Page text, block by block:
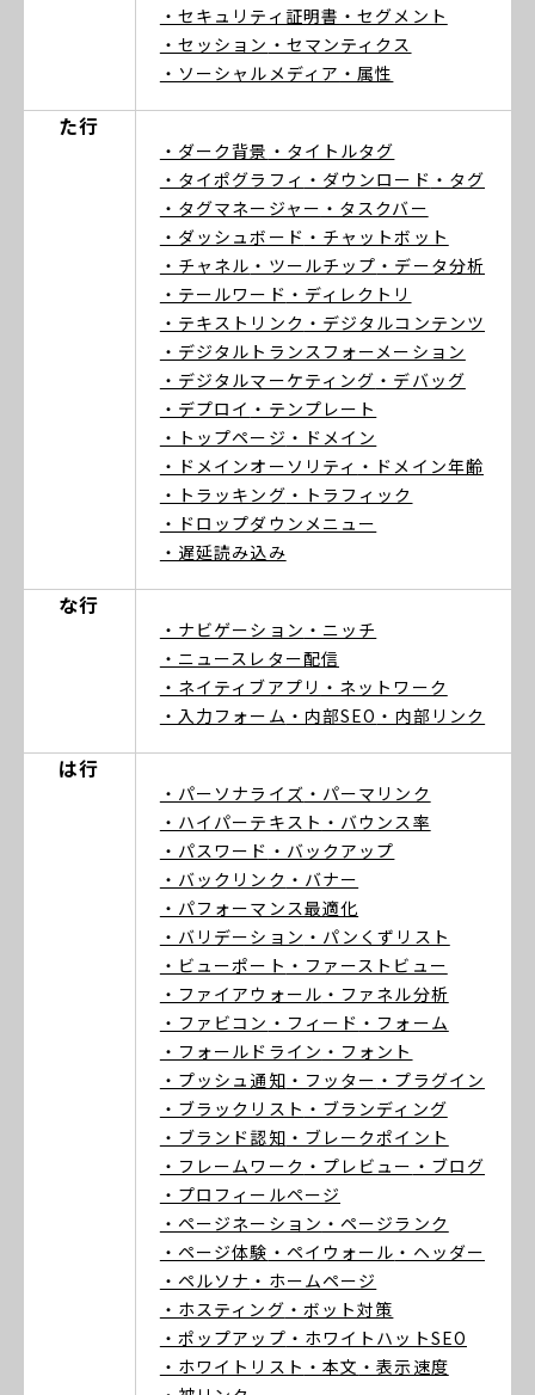
・セキュリティ証明書 ・セグメント
・セッション ・セマンティクス
・ソーシャルメディア ・属性
た行
・ダーク背景 ・タイトルタグ
・タイポグラフィ ・ダウンロード ・タグ
・タグマネージャー ・タスクバー
・ダッシュボード ・チャットボット
・チャネル ・ツールチップ ・データ分析
・テールワード ・ディレクトリ
・テキストリンク ・デジタルコンテンツ
・デジタルトランスフォーメーション
・デジタルマーケティング ・デバッグ
・デプロイ ・テンプレート
・トップページ ・ドメイン
・ドメインオーソリティ ・ドメイン年齢
・トラッキング ・トラフィック
・ドロップダウンメニュー
・遅延読み込み
な行
・ナビゲーション ・ニッチ
・ニュースレター配信
・ネイティブアプリ ・ネットワーク
・入力フォーム ・内部SEO ・内部リンク
は行
・パーソナライズ ・パーマリンク
・ハイパーテキスト ・バウンス率
・パスワード ・バックアップ
・バックリンク ・バナー
・パフォーマンス最適化
・バリデーション ・パンくずリスト
・ビューポート ・ファーストビュー
・ファイアウォール ・ファネル分析
・ファビコン ・フィード ・フォーム
・フォールドライン ・フォント
・プッシュ通知 ・フッター ・プラグイン
・ブラックリスト ・ブランディング
・ブランド認知 ・ブレークポイント
・フレームワーク ・プレビュー ・ブログ
・プロフィールページ
・ページネーション ・ページランク
・ページ体験 ・ペイウォール ・ヘッダー
・ペルソナ ・ホームページ
・ホスティング ・ボット対策
・ポップアップ ・ホワイトハットSEO
・ホワイトリスト ・本文 ・表示速度